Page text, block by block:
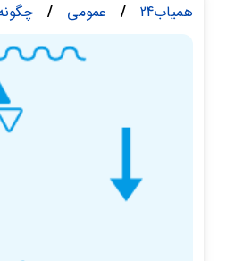
همیاب24 / عمومی /